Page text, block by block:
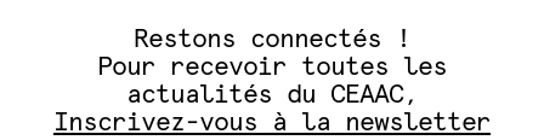
Restons connectés !
Pour recevoir toutes les
actualités du CEAAC,
Inscrivez-vous à la newsletter